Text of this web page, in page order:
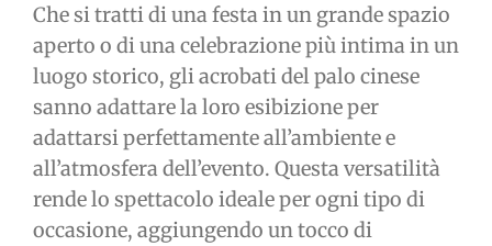
Che si tratti di una festa in un grande spazio
aperto o di una celebrazione più intima in un
luogo storico, gli acrobati del palo cinese
sanno adattare la loro esibizione per
adattarsi perfettamente all’ambiente e
all’atmosfera dell’evento. Questa versatilità
rende lo spettacolo ideale per ogni tipo di
occasione, aggiungendo un tocco di